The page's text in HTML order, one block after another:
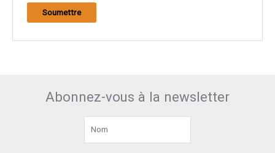
Abonnez-vous à la newsletter